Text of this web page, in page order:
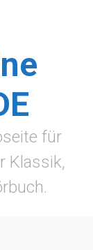
für
Klassik,